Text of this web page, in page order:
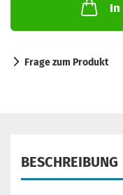
In
Frage zum Produkt
BESCHREIBUNG